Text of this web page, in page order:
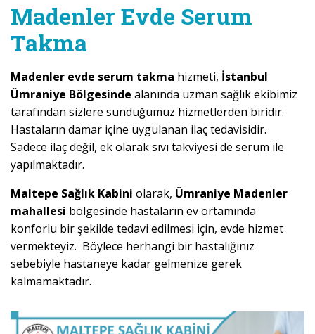
Madenler Evde Serum
Takma
Madenler evde serum takma hizmeti, İstanbul
Ümraniye Bölgesinde alanında uzman sağlık ekibimiz
tarafından sizlere sunduğumuz hizmetlerden biridir.
Hastaların damar içine uygulanan ilaç tedavisidir.
Sadece ilaç değil, ek olarak sıvı takviyesi de serum ile
yapılmaktadır.
Maltepe Sağlık Kabini olarak, Ümraniye Madenler
mahallesi bölgesinde hastaların ev ortamında
konforlu bir şekilde tedavi edilmesi için, evde hizmet
vermekteyiz. Böylece herhangi bir hastalığınız
sebebiyle hastaneye kadar gelmenize gerek
kalmamaktadır.